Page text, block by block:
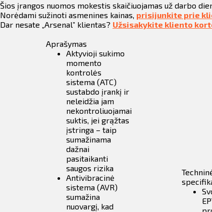
7kg,
Hilti,
TE70
Šios įrangos nuomos mokestis skaičiuojamas už darbo
Norėdami sužinoti asmenines kainas, prisijunkite prie
Dar nesate „Arsenal” klientas? Užsisakykite kliento
Aprašymas
Aktyvioji sukimo
momento
kontrolės
sistema (ATC)
sustabdo įrankį ir
neleidžia jam
nekontroliuojamai
suktis, jei grąžtas
įstringa – taip
sumažinama
dažnai
pasitaikanti
saugos rizika
Antivibracinė
sistema (AVR)
sumažina
nuovargį, kad